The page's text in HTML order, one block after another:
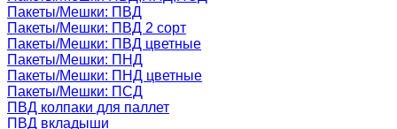
Пакеты/Мешки: ПВД
Пакеты/Мешки: ПВД 2 сорт
Пакеты/Мешки: ПВД цветные
Пакеты/Мешки: ПНД
Пакеты/Мешки: ПНД цветные
Пакеты/Мешки: ПСД
ПВД колпаки для паллет
ПВД вкладыши